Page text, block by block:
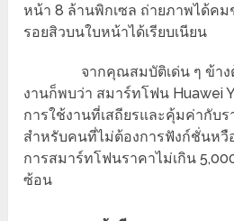
หน้า 8 ล้านพิกเซล ถ่ายภาพได้คม
รอยสิวบนใบหน้าได้เรียบเนียน
จากคุณสมบัติเด่น ๆ ข้า
งานก็พบว่า สมาร์ทโฟน Huawei
การใช้งานที่เสถียรและคุ้มค่ากับ
สำหรับคนที่ไม่ต้องการฟังก์ชั่นหวื
การสมาร์ทโฟนราคาไม่เกิน
ซ้อน